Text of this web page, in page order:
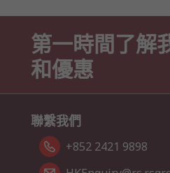
第一時間了解
和優惠
聯繫我們
+852 2421 9898